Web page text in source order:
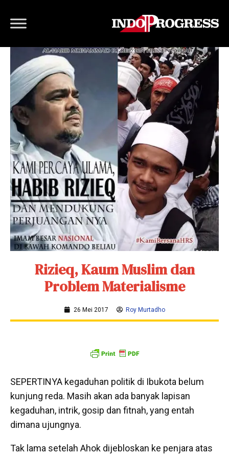
Rizieq, Kaum Muslim dan
Problem Materialisme
26 Mei 2017 Roy Murtadho
SEPERTINYA kegaduhan politik di Ibukota belum
kunjung reda. Masih akan ada banyak lapisan
kegaduhan, intrik, gosip dan fitnah, yang entah
dimana ujungnya.
Tak lama setelah Ahok dijebloskan ke penjara atas